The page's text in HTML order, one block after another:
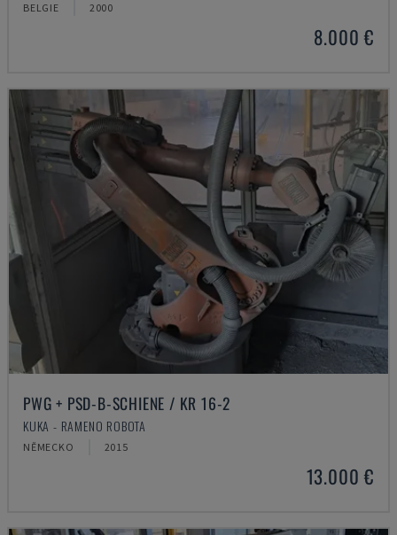
BELGIE 2000
8.000 €
PWG + PSD-B-SCHIENE / KR 16-2
KUKA - RAMENO ROBOTA
NĚMECKO 2015
13.000 €